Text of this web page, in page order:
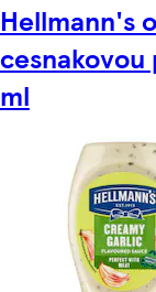
Hellmann's
ml